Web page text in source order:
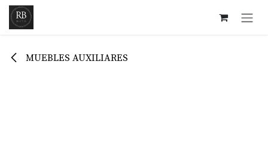
Ir al contenido
MUEBLES AUXILIARES